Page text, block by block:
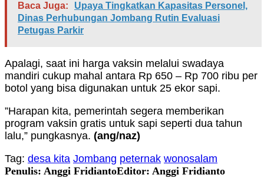
Baca Juga:
Upaya Tingkatkan Kapasitas Personel,
Dinas Perhubungan Jombang Rutin Evaluasi
Petugas Parkir
Apalagi, saat ini harga vaksin melalui swadaya
mandiri cukup mahal antara Rp 650 – Rp 700 ribu per
botol yang bisa digunakan untuk 25 ekor sapi.
”Harapan kita, pemerintah segera memberikan
program vaksin gratis untuk sapi seperti dua tahun
lalu,” pungkasnya. (ang/naz)
Tag: desa kita Jombang peternak wonosalam
Penulis: Anggi FridiantoEditor: Anggi Fridianto